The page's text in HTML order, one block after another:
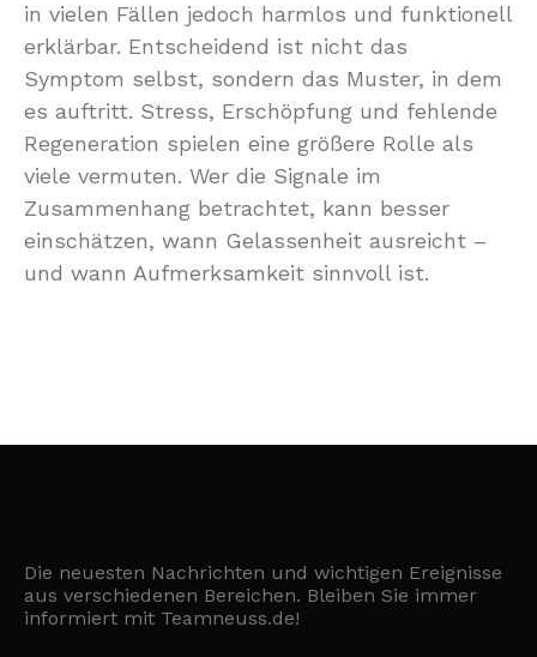
in vielen Fällen jedoch harmlos und funktionell
erklärbar. Entscheidend ist nicht das
Symptom selbst, sondern das Muster, in dem
es auftritt. Stress, Erschöpfung und fehlende
Regeneration spielen eine größere Rolle als
viele vermuten. Wer die Signale im
Zusammenhang betrachtet, kann besser
einschätzen, wann Gelassenheit ausreicht –
und wann Aufmerksamkeit sinnvoll ist.
Die neuesten Nachrichten und wichtigen Ereignisse
aus verschiedenen Bereichen. Bleiben Sie immer
informiert mit Teamneuss.de!